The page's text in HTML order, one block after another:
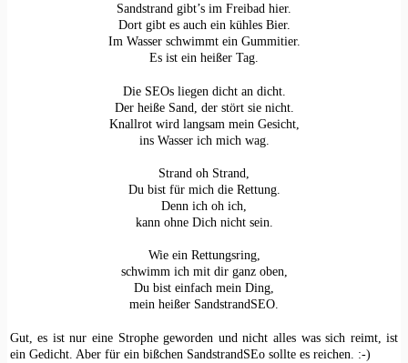
Sandstrand gibt’s im Freibad hier.
Dort gibt es auch ein kühles Bier.
Im Wasser schwimmt ein Gummitier.
Es ist ein heißer Tag.
Die SEOs liegen dicht an dicht.
Der heiße Sand, der stört sie nicht.
Knallrot wird langsam mein Gesicht,
ins Wasser ich mich wag.
Strand oh Strand,
Du bist für mich die Rettung.
Denn ich oh ich,
kann ohne Dich nicht sein.
Wie ein Rettungsring,
schwimm ich mit dir ganz oben,
Du bist einfach mein Ding,
mein heißer SandstrandSEO.
Gut, es ist nur eine Strophe geworden und nicht alles was sich reimt, ist
ein Gedicht. Aber für ein bißchen SandstrandSEo sollte es reichen. :-)